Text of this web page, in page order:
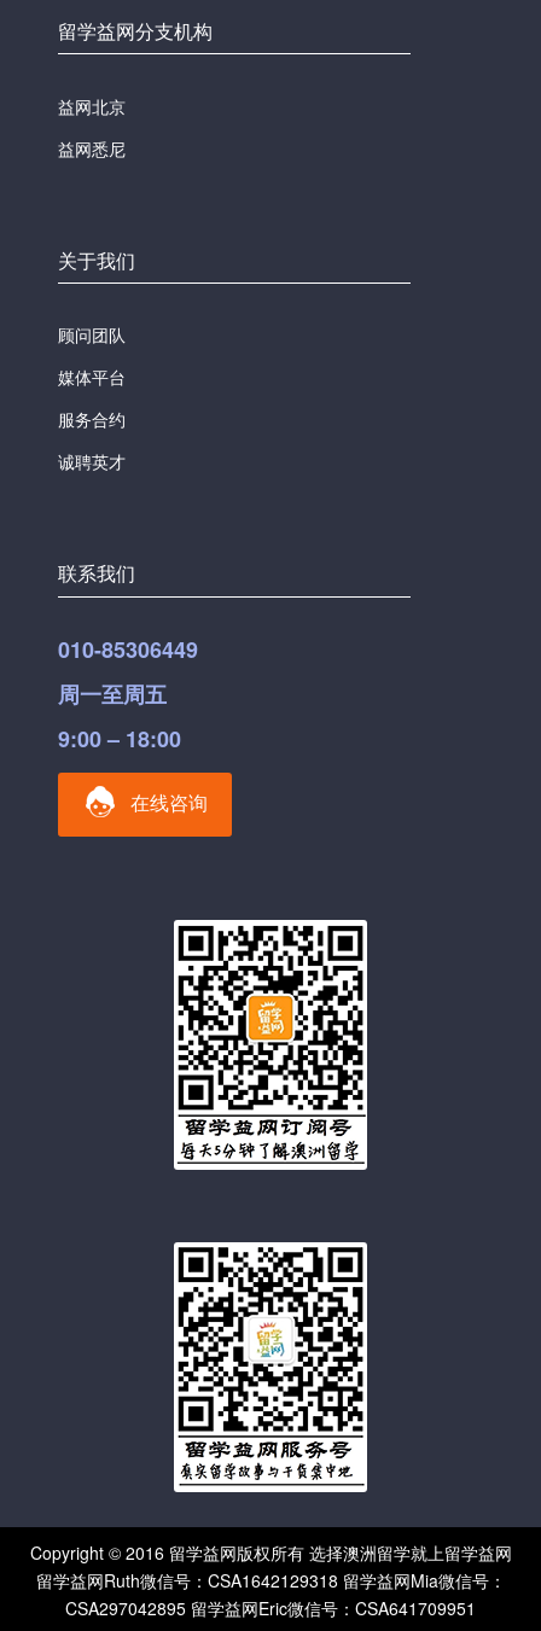
留学益网分支机构
益网北京
益网悉尼
关于我们
顾问团队
媒体平台
服务合约
诚聘英才
联系我们
010-85306449
周一至周五
9:00 – 18:00
在线咨询
Copyright © 2016 留学益网版权所有 选择澳洲留学就上留学益网
留学益网Ruth微信号：CSA1642129318 留学益网Mia微信号：
CSA297042895 留学益网Eric微信号：CSA641709951